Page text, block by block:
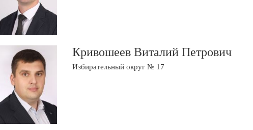
Кривошеев Виталий Петрович
Избирательный округ № 17